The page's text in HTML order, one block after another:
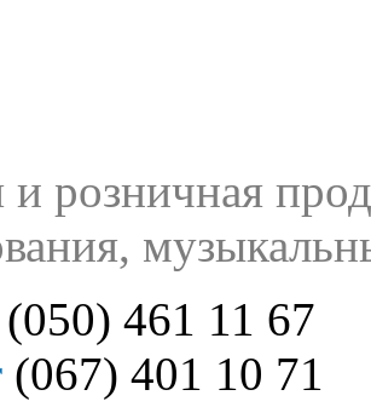
розничная
(050) 461 11 67
(067) 401 10 71